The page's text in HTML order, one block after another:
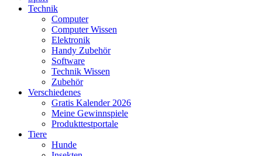
Technik
Computer
Computer Wissen
Elektronik
Handy Zubehör
Software
Technik Wissen
Zubehör
Verschiedenes
Gratis Kalender 2026
Meine Gewinnspiele
Produkttestportale
Tiere
Hunde